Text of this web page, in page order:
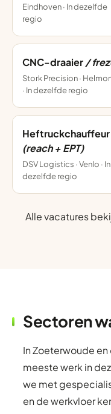
Eindhoven · In dezelfde
regio
CNC-draaier /
Stork Precision ·
· In dezelfde regio
Heftruckchauffeur
(reach + EPT)
DSV Logistics · Venlo · In
dezelfde regio
Alle vacatures
Sectoren
In Zoeterwoude
meeste werk in
we met
en de werkvloer